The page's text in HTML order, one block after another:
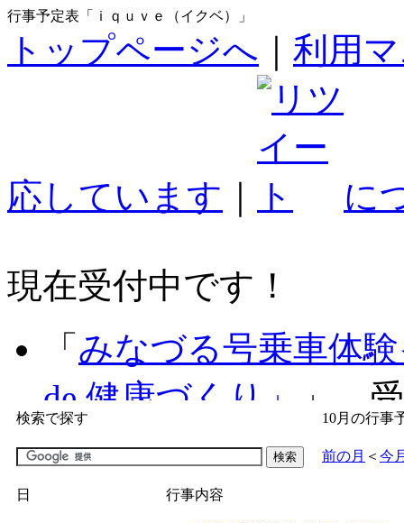
行事予定表「ｉｑｕｖｅ（イクベ）」
トップページへ 利用
応しています に
現在受付中です！
「 みなづる号乗車体
de 健康づくり」
」 受
「子育て交流広場「
間：2026/07/09～
検索で探す 10月の行事
前の月 ＜ 今
日 行事内容